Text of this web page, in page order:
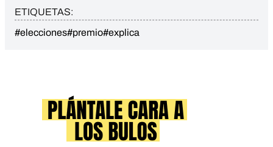
ETIQUETAS:
#elecciones#premio#explica